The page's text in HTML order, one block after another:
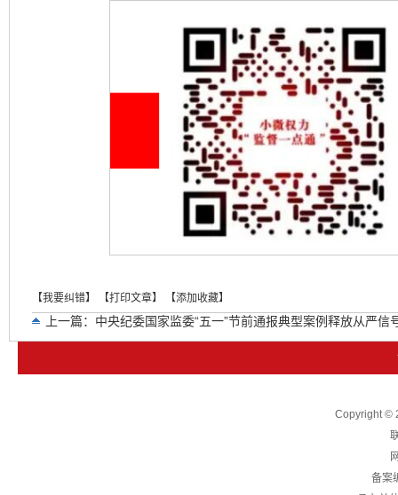
【我要纠错】 【打印文章】 【添加收藏】
上一篇： 中央纪委国家监委“五一”节前通报典型案例释放从严信
Copyright ©
备案